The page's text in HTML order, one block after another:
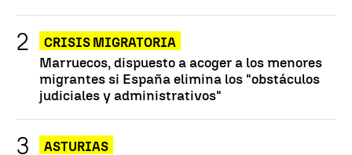
CRISIS MIGRATORIA
Marruecos, dispuesto a acoger a los menores
migrantes si España elimina los "obstáculos
judiciales y administrativos"
ASTURIAS